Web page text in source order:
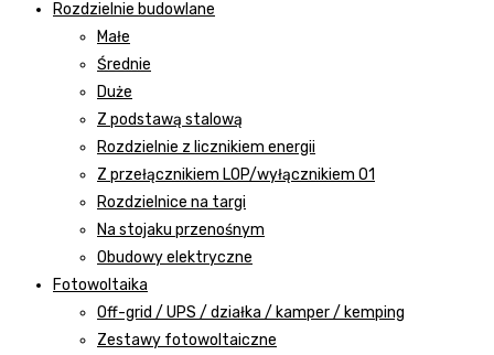
Rozdzielnie budowlane
Małe
Średnie
Duże
Z podstawą stalową
Rozdzielnie z licznikiem energii
Z przełącznikiem LOP/wyłącznikiem 01
Rozdzielnice na targi
Na stojaku przenośnym
Obudowy elektryczne
Fotowoltaika
Off-grid / UPS / działka / kamper / kemping
Zestawy fotowoltaiczne